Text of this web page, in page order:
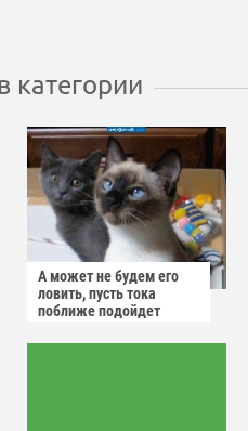
категории
А может не будем его
ловить, пусть тока
поближе подойдет